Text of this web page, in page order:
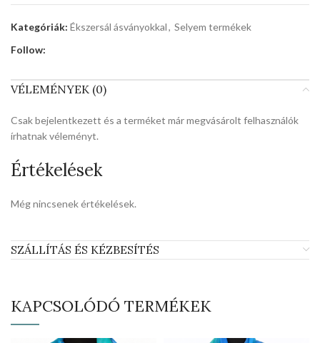
Kategóriák: Ékszersál ásványokkal, Selyem termékek
Follow:
VÉLEMÉNYEK (0)
Értékelések
Még nincsenek értékelések.
Csak bejelentkezett és a terméket már megvásárolt felhasználók
írhatnak véleményt.
SZÁLLÍTÁS ÉS KÉZBESÍTÉS
KAPCSOLÓDÓ TERMÉKEK